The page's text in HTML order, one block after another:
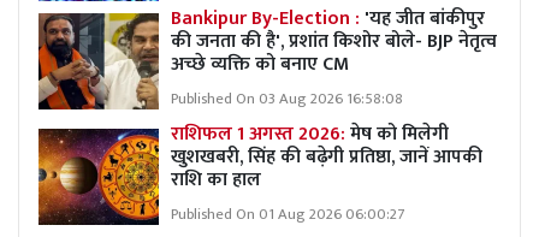
Bankipur By-Election : 'यह जीत बांकीपुर
की जनता की है', प्रशांत किशोर बोले- BJP नेतृत्व
अच्छे व्यक्ति को बनाए CM
Published On 03 Aug 2026 16:58:08
राशिफल 1 अगस्त 2026:मेष को मिलेगी
खुशखबरी, सिंह की बढ़ेगी प्रतिष्ठा, जानें आपकी
राशि का हाल
Published On 01 Aug 2026 06:00:27